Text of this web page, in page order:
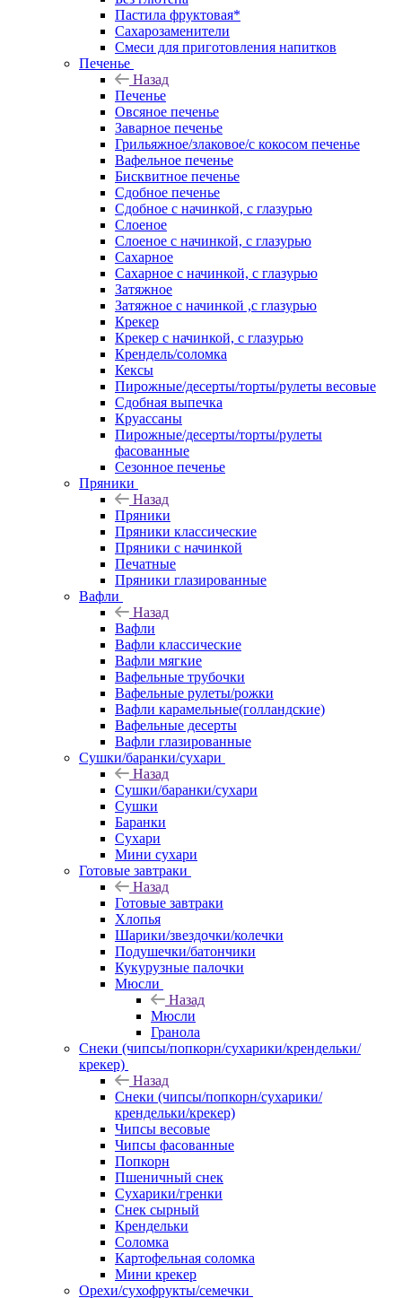
Пастила фруктовая*
Сахарозаменители
Смеси для приготовления напитков
Печенье
Назад
Печенье
Овсяное печенье
Заварное печенье
Грильяжное/злаковое/с кокосом печенье
Вафельное печенье
Бисквитное печенье
Сдобное печенье
Сдобное с начинкой, с глазурью
Слоеное
Слоеное с начинкой, с глазурью
Сахарное
Сахарное с начинкой, с глазурью
Затяжное
Затяжное с начинкой ,с глазурью
Крекер
Крекер с начинкой, с глазурью
Крендель/соломка
Кексы
Пирожные/десерты/торты/рулеты весовые
Сдобная выпечка
Круассаны
Пирожные/десерты/торты/рулеты
фасованные
Сезонное печенье
Пряники
Назад
Пряники
Пряники классические
Пряники с начинкой
Печатные
Пряники глазированные
Вафли
Назад
Вафли
Вафли классические
Вафли мягкие
Вафельные трубочки
Вафельные рулеты/рожки
Вафли карамельные(голландские)
Вафельные десерты
Вафли глазированные
Сушки/баранки/сухари
Назад
Сушки/баранки/сухари
Сушки
Баранки
Сухари
Мини сухари
Готовые завтраки
Назад
Готовые завтраки
Хлопья
Шарики/звездочки/колечки
Подушечки/батончики
Кукурузные палочки
Мюсли
Назад
Мюсли
Гранола
Снеки (чипсы/попкорн/сухарики/крендельки/
крекер)
Назад
Снеки (чипсы/попкорн/сухарики/
крендельки/крекер)
Чипсы весовые
Чипсы фасованные
Попкорн
Пшеничный снек
Сухарики/гренки
Снек сырный
Крендельки
Соломка
Картофельная соломка
Мини крекер
Орехи/сухофрукты/семечки